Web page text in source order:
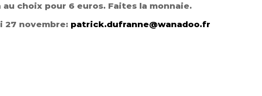
choix pour 6 euros. Faites la monnaie.
27 novembre: patrick.dufranne@wanadoo.fr